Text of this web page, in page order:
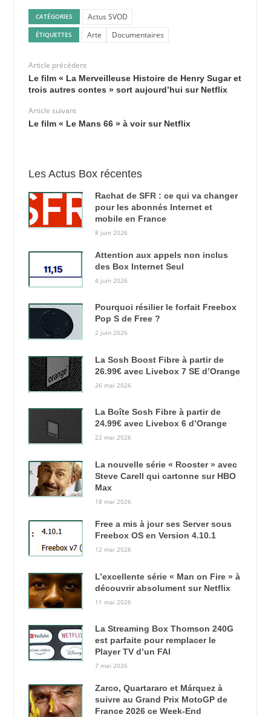
CATÉGORIES Actus SVOD
ÉTIQUETTES Arte Documentaires
Article précédent
Le film « La Merveilleuse Histoire de Henry Sugar et
trois autres contes » sort aujourd’hui sur Netflix
Article suivant
Le film « Le Mans 66 » à voir sur Netflix
Les Actus Box récentes
Rachat de SFR : ce qui va changer
pour les abonnés Internet et
mobile en France
8 juin 2026
Attention aux appels non inclus
des Box Internet Seul
4 juin 2026
Pourquoi résilier le forfait Freebox
Pop S de Free ?
2 juin 2026
La Sosh Boost Fibre à partir de
26.99€ avec Livebox 7 SE d’Orange
26 mai 2026
La Boîte Sosh Fibre à partir de
24.99€ avec Livebox 6 d’Orange
22 mai 2026
La nouvelle série « Rooster » avec
Steve Carell qui cartonne sur HBO
Max
18 mai 2026
Free a mis à jour ses Server sous
Freebox OS en Version 4.10.1
12 mai 2026
L’excellente série « Man on Fire » à
découvrir absolument sur Netflix
11 mai 2026
La Streaming Box Thomson 240G
est parfaite pour remplacer le
Player TV d’un FAI
7 mai 2026
Zarco, Quartararo et Márquez à
suivre au Grand Prix MotoGP de
France 2026 ce Week-End